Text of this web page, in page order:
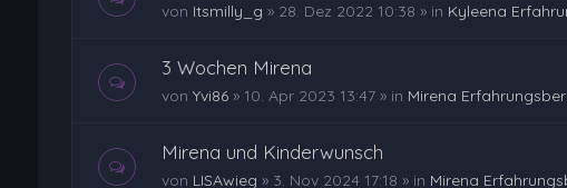
von Itsmilly_g » 28. Dez 2022 10:38 » in Kyleena
3 Wochen Mirena
von Yvi86» 10. Apr 2023 13:47» in Mirena
Mirena und Kinderwunsch
von LISAwieg » 3. Nov 2024 17:18 » in Mirena